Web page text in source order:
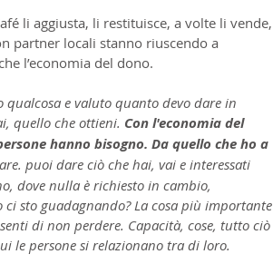
li aggiusta, li restituisce, a volte li vende,
partner locali stanno riuscendo a
l’economia del dono.
qualcosa e valuto quanto devo dare in
quello che ottieni. Con l'economia del
hanno bisogno. Da quello che ho a
puoi dare ciò che hai, vai e interessati
dove nulla è richiesto in cambio,
ci sto guadagnando? La cosa più importante
di non perdere. Capacità, cose, tutto ciò
le persone si relazionano tra di loro.